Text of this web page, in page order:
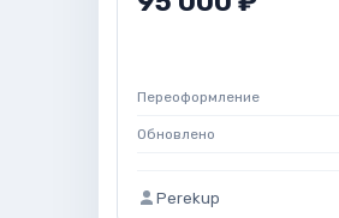
Переоформление
Обновлено
Perekup